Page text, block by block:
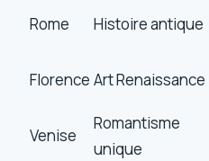
Rome Histoire antique
Florence Art Renaissance
Venise
Romantisme
unique